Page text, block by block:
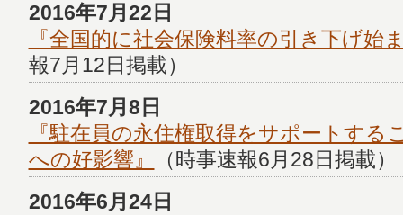
2016年7月22日
『全国的に社会保険料率の引き下げ始
報7月12日掲載）
2016年7月8日
『駐在員の永住権取得をサポートする
への好影響』
（時事速報6月28日掲載）
2016年6月24日